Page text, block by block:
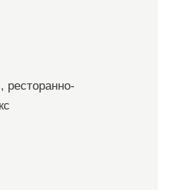
ресторанно-